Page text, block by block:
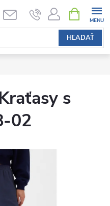
HĽADAŤ
KOŠÍK
s
02